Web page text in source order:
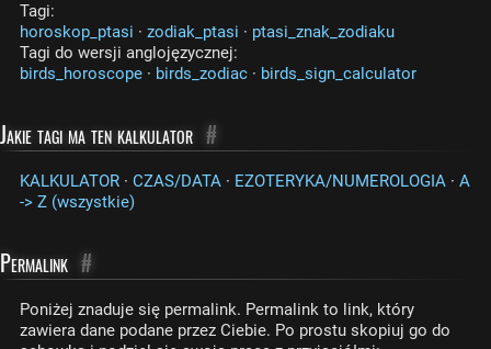
Tagi:
horoskop_ptasi · zodiak_ptasi · ptasi_znak_zodiaku
Tagi do wersji anglojęzycznej:
birds_horoscope · birds_zodiac · birds_sign_calculator
Jakie tagi ma ten kalkulator #
KALKULATOR · CZAS/DATA · EZOTERYKA/NUMEROLOGIA · A
-> Z (wszystkie)
Permalink #
Poniżej znaduje się permalink. Permalink to link, który
zawiera dane podane przez Ciebie. Po prostu skopiuj go do